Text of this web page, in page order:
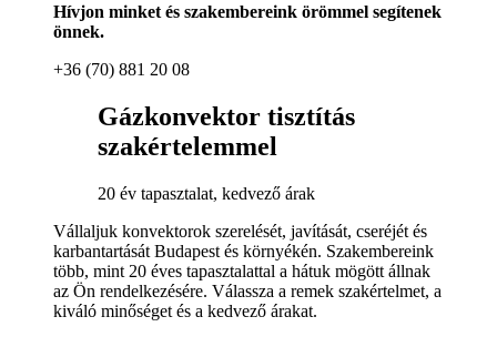
Hívjon minket és szakembereink örömmel segítenek
önnek.
+36 (70) 881 20 08
Gázkonvektor tisztítás
szakértelemmel
20 év tapasztalat, kedvező árak
Vállaljuk konvektorok szerelését, javítását, cseréjét és
karbantartását Budapest és környékén. Szakembereink
több, mint 20 éves tapasztalattal a hátuk mögött állnak
az Ön rendelkezésére. Válassza a remek szakértelmet, a
kiváló minőséget és a kedvező árakat.